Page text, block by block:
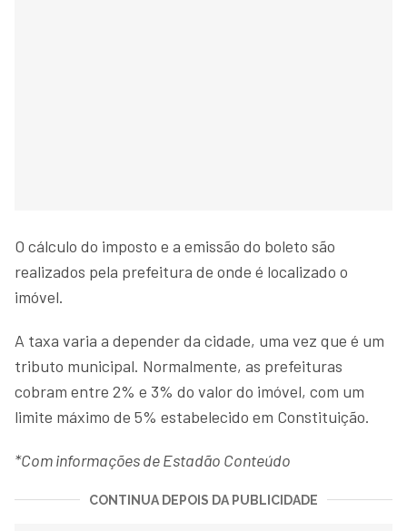
O cálculo do imposto e a emissão do boleto são
realizados pela prefeitura de onde é localizado o
imóvel.
A taxa varia a depender da cidade, uma vez que é um
tributo municipal. Normalmente, as prefeituras
cobram entre 2% e 3% do valor do imóvel, com um
limite máximo de 5% estabelecido em Constituição.
*Com informações de Estadão Conteúdo
CONTINUA DEPOIS DA PUBLICIDADE